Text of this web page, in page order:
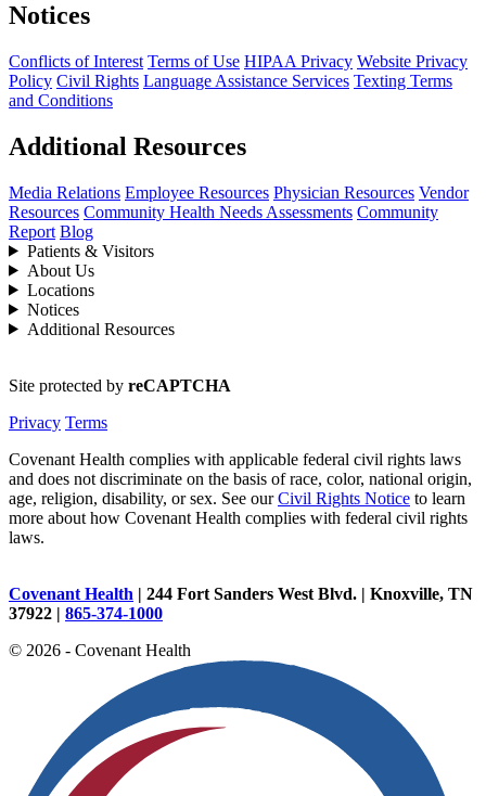
Notices
Conflicts of Interest Terms of Use HIPAA Privacy Website Privacy
Policy Civil Rights Language Assistance Services Texting Terms
and Conditions
Additional Resources
Media Relations Employee Resources Physician Resources Vendor
Resources Community Health Needs Assessments Community
Report Blog
Patients & Visitors
About Us
Locations
Notices
Additional Resources
Site protected by reCAPTCHA
Privacy Terms
Covenant Health complies with applicable federal civil rights laws
and does not discriminate on the basis of race, color, national origin,
age, religion, disability, or sex. See ourCivil Rights Notice to learn
more about how Covenant Health complies with federal civil rights
laws.
Covenant Health | 244 Fort Sanders West Blvd. | Knoxville, TN
37922 | 865-374-1000
© 2026 - Covenant Health